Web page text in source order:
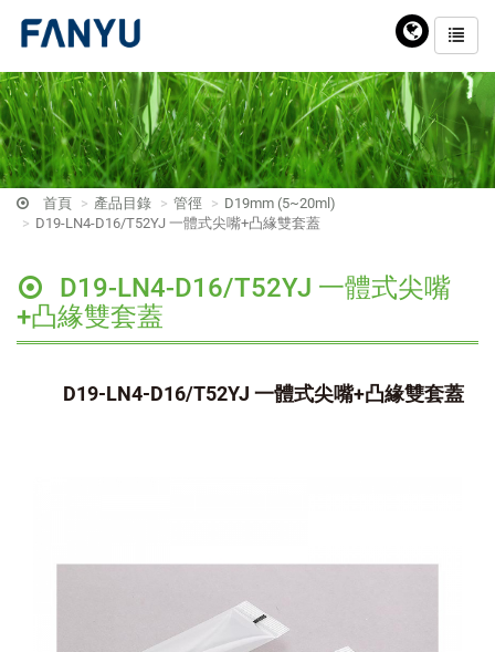
首頁 產品目錄 管徑
D19mm (5~20ml)
D19-LN4-D16/T52YJ 一體式尖嘴+凸緣雙套蓋
D19-LN4-D16/T52YJ 一體式尖嘴
+凸緣雙套蓋
D19-LN4-D16/T52YJ 一體式尖嘴+凸緣雙套蓋